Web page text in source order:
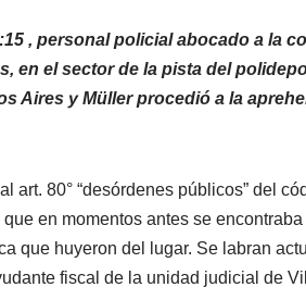
, personal policial abocado a la
en el sector de la pista del
Aires y Müller procedió a la
art. 80° “desórdenes públicos” del
en momentos antes se
que huyeron del lugar. Se labran
fiscal de la unidad judicial de